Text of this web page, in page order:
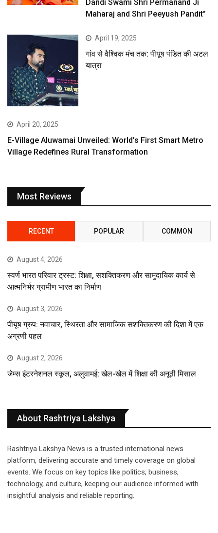
Dandi Swami Shri Permanand Ji
Maharaj and Shri Peeyush Pandit”
April 19, 2025
गांव से वैश्विक मंच तक: पीयूष पंडित की अटल
यात्रा
April 20, 2025
E-Village Aluwamai Unveiled: World’s First Smart Metro
Village Redefines Rural Transformation
Most Reviews
RECENT POPULAR COMMON
August 4, 2026
स्वर्ण भारत परिवार ट्रस्ट: शिक्षा, सशक्तिकरण और सामुदायिक कार्य से
आत्मनिर्भर ग्रामीण भारत का निर्माण
August 3, 2026
पीयूष ग्रुप: नवाचार, स्थिरता और सामाजिक सशक्तिकरण की दिशा में एक
अग्रणी पहल
August 2, 2026
जेम्स इंटरनेशनल स्कूल, अलुवामई: खेल-खेल में शिक्षा की अनूठी मिसाल
About Rashtriya Lakshya
Rashtriya Lakshya News is a trusted international news
platform, delivering accurate and timely coverage on global
events. We focus on key topics like politics, business,
technology, and culture, keeping our audience informed with
insightful analysis and reliable reporting.